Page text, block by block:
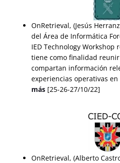
OnRetrieval, (Jesús
del Área de Informática
IED Technology Workshop
tiene como finalidad
compartan información
experiencias operativas en
más [25-26-27/10/22]
OnRetrieval, (Alberto